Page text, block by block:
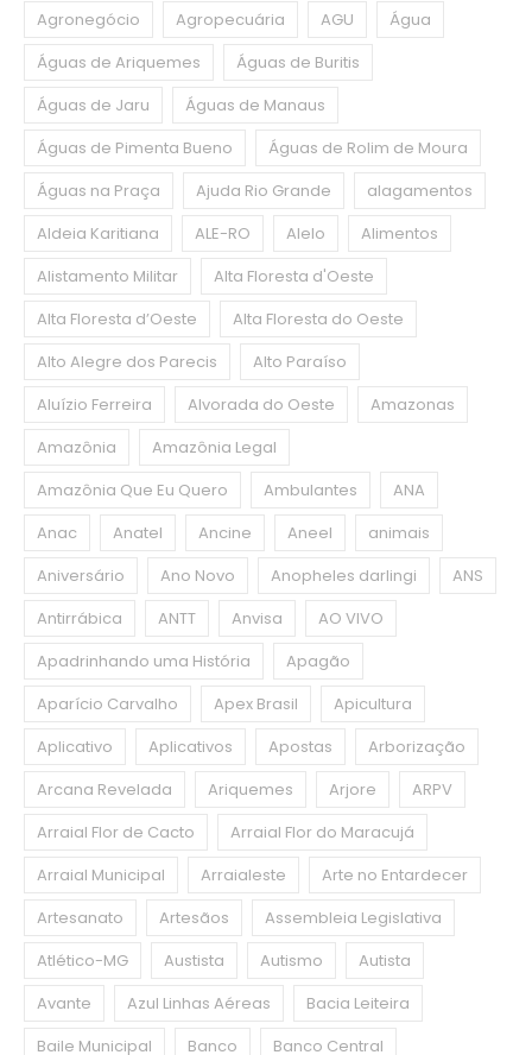
Agronegócio
Agropecuária AGU
Água
Águas de Ariquemes
Águas de Buritis
Águas de Jaru
Águas de Manaus
Águas de Pimenta Bueno
Águas de Rolim de Moura
Águas na Praça
Ajuda Rio Grande
alagamentos
Aldeia Karitiana
ALE-RO Alelo
Alimentos
Alistamento Militar
Alta Floresta d'Oeste
Alta Floresta d’Oeste
Alta Floresta do Oeste
Alto Alegre dos Parecis
Alto Paraíso
Aluízio Ferreira
Alvorada do Oeste
Amazonas
Amazônia
Amazônia Legal
Amazônia Que Eu Quero
Ambulantes
ANA
Anac
Anatel Ancine Aneel
animais
Aniversário
Ano Novo Anopheles darlingi
ANS
Antirrábica
ANTT Anvisa
AO VIVO
Apadrinhando uma História
Apagão
Aparício Carvalho
Apex Brasil
Apicultura
Aplicativo
Aplicativos Apostas
Arborização
Arcana Revelada
Ariquemes Arjore
ARPV
Arraial Flor de Cacto
Arraial Flor do Maracujá
Arraial Municipal
Arraialeste
Arte no Entardecer
Artesanato
Artesãos
Assembleia Legislativa
Atlético-MG
Austista Autismo
Autista
Avante
Azul Linhas Aéreas
Bacia Leiteira
Baile Municipal
Banco Banco Central